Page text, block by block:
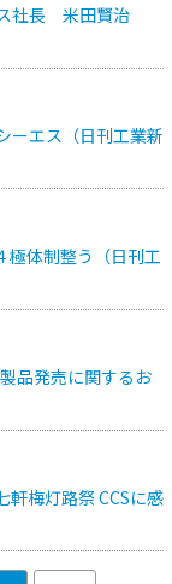
社長 米田賢治
エス（日刊工業新
極体制整う（日刊工
品発売に関するお
軒梅灯路祭 CCSに感